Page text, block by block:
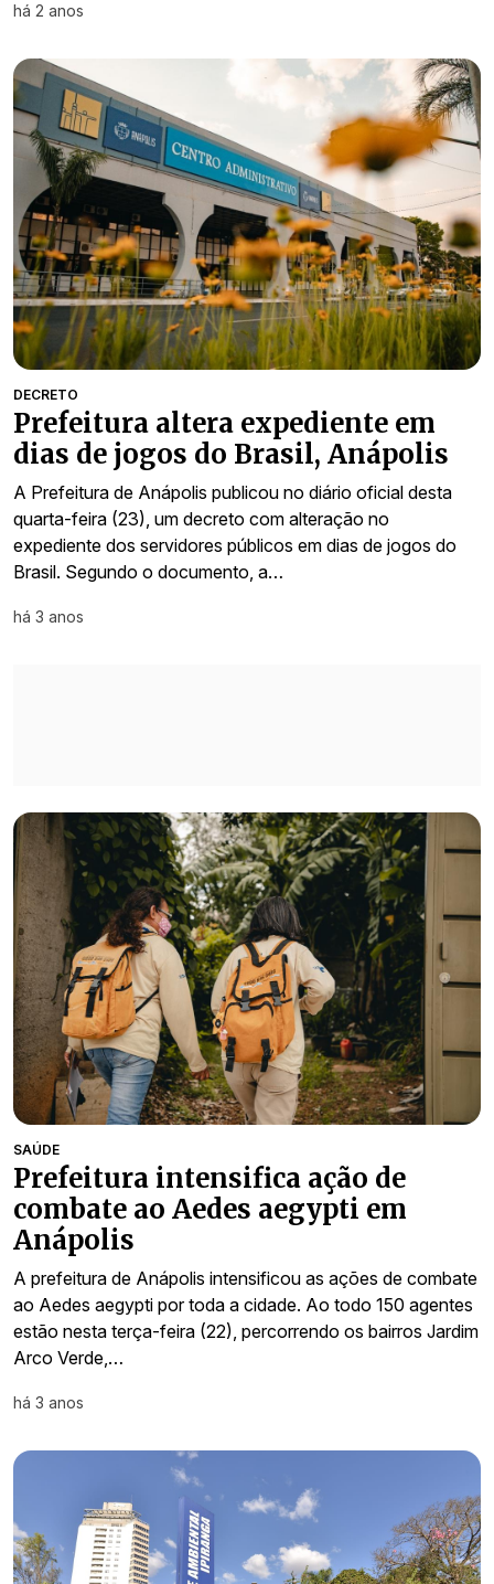
há 2 anos
DECRETO
Prefeitura altera expediente em
dias de jogos do Brasil, Anápolis
A Prefeitura de Anápolis publicou no diário oficial desta
quarta-feira (23), um decreto com alteração no
expediente dos servidores públicos em dias de jogos do
Brasil. Segundo o documento, a…
há 3 anos
SAÚDE
Prefeitura intensifica ação de
combate ao Aedes aegypti em
Anápolis
A prefeitura de Anápolis intensificou as ações de combate
ao Aedes aegypti por toda a cidade. Ao todo 150 agentes
estão nesta terça-feira (22), percorrendo os bairros Jardim
Arco Verde,…
há 3 anos